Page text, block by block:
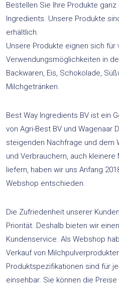
Bestellen Sie Ihre Produkte
Ingredients. Unsere Produkte
erhältlich.
Unsere Produkte eignen sich für
Verwendungsmöglichkeiten in
Backwaren, Eis, Schokolade,
Milchgetränken.
Best Way Ingredients BV ist ein
von Agri-Best BV und Wagenaar
steigenden Nachfrage und dem
und Verbrauchern, auch kleinere
liefern, haben wir uns Anfang
Webshop entschieden.
Die Zufriedenheit unserer
Priorität. Deshalb bieten wir
Kundenservice. Als Webshop
Verkauf von
Produktspezifikationen sind für
einsehbar. Sie können die